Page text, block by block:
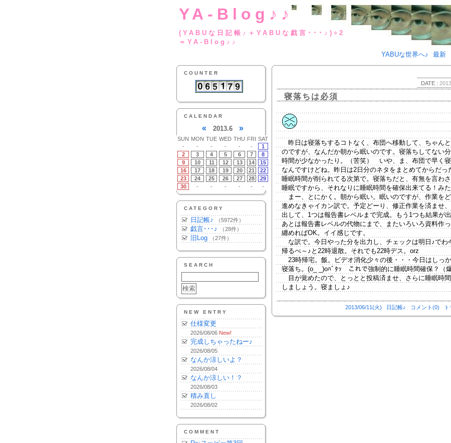
YA-Blog♪♪
(YABUな日記帳♪＋YABUな戯言･･
＝YA-Blog♪♪
YABUな世界へ♪
最新
COUNTER
CALENDAR
« 2013.6 »
SUN MON TUE WED THU FRI SAT
-
- - - - -
1
2
3 4 5 6 7
8
9
10 11 12 13 14
15
16
17 18 19 20 21
22
23
24 25 26 27 28
29
30
- - - - - -
CATEGORY
日記帳♪ （5972件）
戯言･･･♪ （28件）
旧Log （27件）
SEARCH
NEW ENTRY
仕様変更
2026/08/06 New!
完成しちゃったねー♪
2026/08/05
なんか涼しいよ？
2026/08/04
なんか涼しい！？
2026/08/03
積み直し
2026/08/02
COMMENT
DATE :
寝落ちは必須
昨日は寝落ちするコトなく、布団へ移動して、ちゃんと
のですが、なんだか朝から眠いのです。寝落ちしてない
時間が少なかったり。（苦笑） いや、ま、布団で早く
なんですけどね。昨日は2日分のネタをまとめてからだっ
睡眠時間が削られてる次第で。寝落ちだと、有無を言わ
睡眠ですから、それなりに睡眠時間を確保出来てる！み
まー、とにかく。朝から眠い。眠いのですが、作業を
進めなきゃイカン訳で。予定どーり、修正作業を済ませ
出して、1つは報告書レベルまで完成。もう1つも結果が出
あとは報告書レベルの代物にまで、またいろいろ資料作っ
纏めればOK。イイ感じです。
な訳で。今日やった分を出力し、チェックは明日♪でわ
帰るべ～♪と22時退散。それでも22時デス。orz
23時帰宅。飯。ビデオ消化少々の後・・・今日はしっ
寝落ち。(o_ _)oﾊﾞﾀｯ これで強制的に睡眠時間確保？（爆
目が覚めたので、とっとと投稿済ませ、さらに睡眠時
しましょう。寝ましょ♪
2013/06/11(火) 日記帳♪ コメント(0)